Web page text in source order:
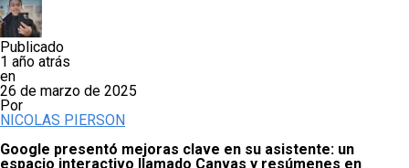
Publicado
1 año atrás
en
26 de marzo de 2025
Por
NICOLAS PIERSON
Google presentó mejoras clave en su asistente: un
espacio interactivo llamado Canvas y resúmenes en